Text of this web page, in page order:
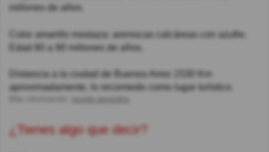
millones de años.
Color amarillo mostaza: areniscas calcáreas con azufre.
Edad 80 a 90 millones de años.
Distancia a la ciudad de Buenos Aires 1530 Km
aproximadamente, lo recomiedo como lugar turístico.
¿Tienes algo que decir?